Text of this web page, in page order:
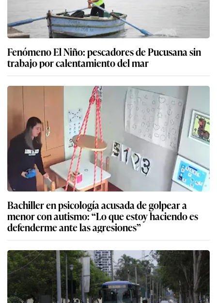
Fenómeno El Niño: pescadores de Pucusana sin
trabajo por calentamiento del mar
Bachiller en psicología acusada de golpear a
menor con autismo: “Lo que estoy haciendo es
defenderme ante las agresiones”